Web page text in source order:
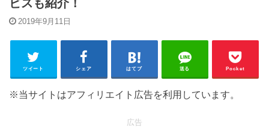
ビスも紹介！
2019年9月11日
ツイート シェア はてブ 送る Pocket
※当サイトはアフィリエイト広告を利用しています。
広告